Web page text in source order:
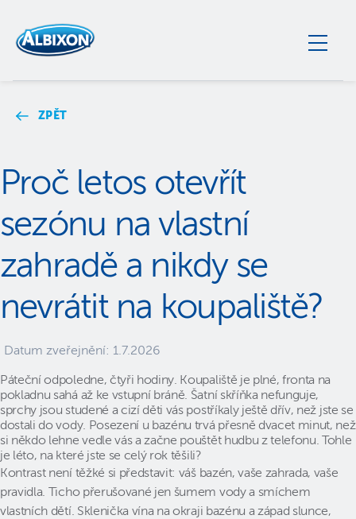
ZPĚT
Proč letos otevřít
sezónu na vlastní
zahradě a nikdy se
nevrátit na koupaliště?
Datum zveřejnění: 1.7.2026
Páteční odpoledne, čtyři hodiny. Koupaliště je plné, fronta na
pokladnu sahá až ke vstupní bráně. Šatní skříňka nefunguje,
sprchy jsou studené a cizí děti vás postříkaly ještě dřív, než jste se
dostali do vody. Posezení u bazénu trvá přesně dvacet minut, než
si někdo lehne vedle vás a začne pouštět hudbu z telefonu. Tohle
je léto, na které jste se celý rok těšili?
Kontrast není těžké si představit: váš bazén, vaše zahrada, vaše
pravidla. Ticho přerušované jen šumem vody a smíchem
vlastních dětí. Sklenička vína na okraji bazénu a západ slunce,